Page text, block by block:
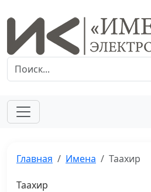
Главная Имена Таахир
Таахир